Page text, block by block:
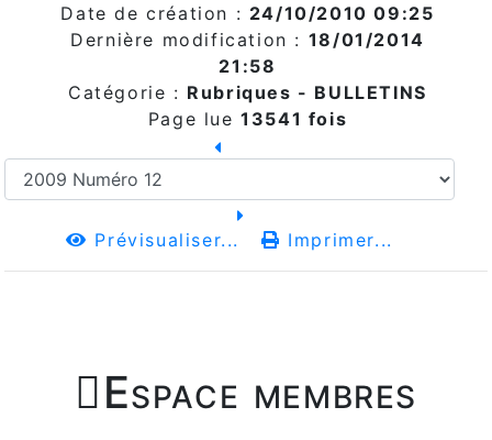
Date de création : 24/10/2010 09:25
Dernière modification : 18/01/2014
21:58
Catégorie : Rubriques - BULLETINS
Page lue13541 fois
Prévisualiser... Imprimer...
Espace membres